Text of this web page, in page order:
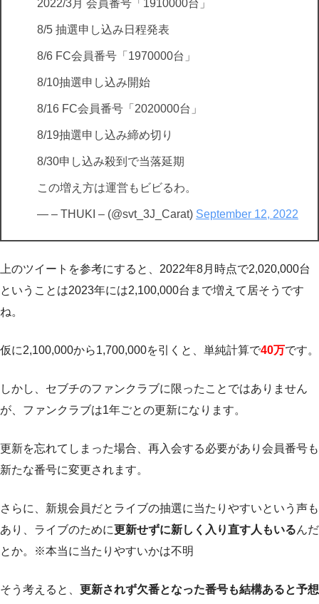
2022/3月 会員番号「1910000台」
8/5 抽選申し込み日程発表
8/6 FC会員番号「1970000台」
8/10抽選申し込み開始
8/16 FC会員番号「2020000台」
8/19抽選申し込み締め切り
8/30申し込み殺到で当落延期
この増え方は運営もビビるわ。
— – THUKI – (@svt_3J_Carat) September 12, 2022
上のツイートを参考にすると、2022年8月時点で2,020,000台
ということは2023年には2,100,000台まで増えて居そうです
ね。
仮に2,100,000から1,700,000を引くと、単純計算で40万です。
しかし、セブチのファンクラブに限ったことではありません
が、ファンクラブは1年ごとの更新になります。
更新を忘れてしまった場合、再入会する必要があり会員番号も
新たな番号に変更されます。
さらに、新規会員だとライブの抽選に当たりやすいという声も
あり、ライブのために更新せずに新しく入り直す人もいるんだ
とか。※本当に当たりやすいかは不明
そう考えると、 更新されず欠番となった番号も結構あると予想